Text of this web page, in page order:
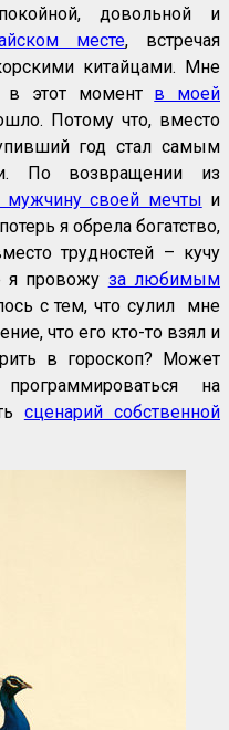
довольной и
месте, встречая
китайцами. Мне
в этот момент в моей
Потому что, вместо
год стал самым
По возвращении из
мужчину своей мечты и
я обрела богатство,
трудностей – кучу
я провожу за любимым
с тем, что сулил мне
что его кто-то взял и
в гороскоп? Может
на
сценарий собственной